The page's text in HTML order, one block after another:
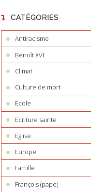
CATÉGORIES
Antiracisme
Benoît XVI
Climat
Culture de mort
Ecole
Ecriture sainte
Eglise
Europe
Famille
François (pape)